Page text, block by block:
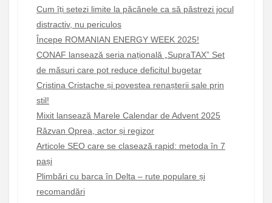
Cum îți setezi limite la păcănele ca să păstrezi jocul
distractiv, nu periculos
Începe ROMANIAN ENERGY WEEK 2025!
CONAF lansează seria națională „SupraTAX” Set
de măsuri care pot reduce deficitul bugetar
Cristina Cristache și povestea renașterii sale prin
stil!
Mixit lansează Marele Calendar de Advent 2025
Răzvan Oprea, actor și regizor
Articole SEO care se clasează rapid: metoda în 7
pași
Plimbări cu barca în Delta – rute populare și
recomandări